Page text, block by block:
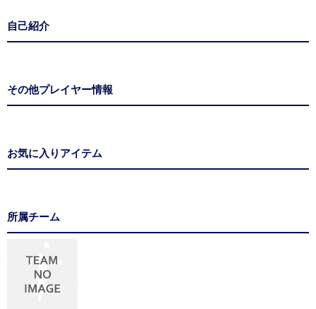
自己紹介
その他プレイヤー情報
お気に入りアイテム
所属チーム